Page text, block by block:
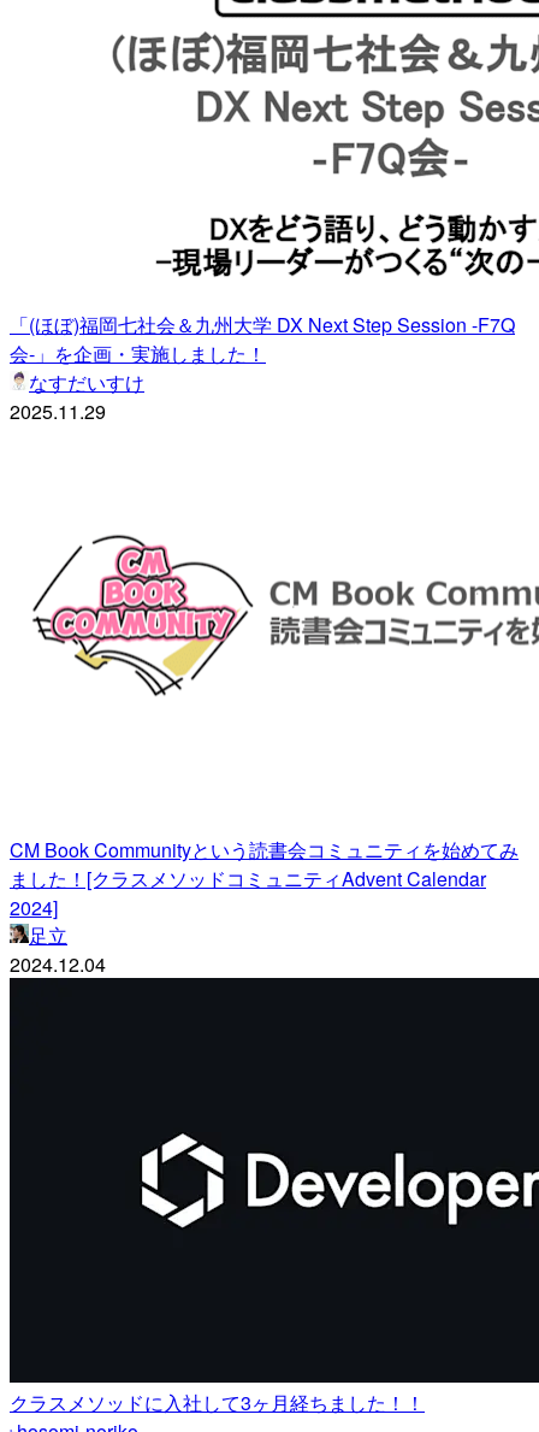
「(ほぼ)福岡七社会＆九州大学 DX Next Step Session -F7Q
会-」を企画・実施しました！
なすだいすけ
2025.11.29
CM Book Communityという読書会コミュニティを始めてみ
ました！[クラスメソッドコミュニティAdvent Calendar
2024]
足立
2024.12.04
クラスメソッドに入社して3ヶ月経ちました！！